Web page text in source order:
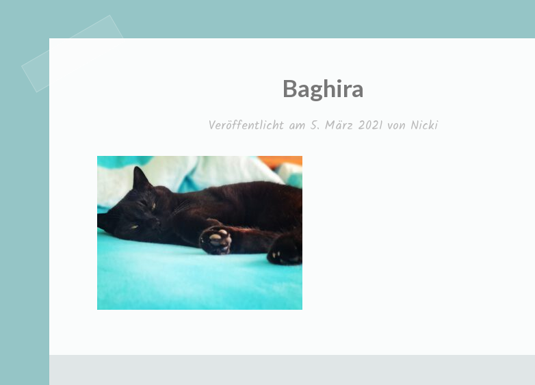
Baghira
Veröffentlicht am 5. März 2021von Nicki